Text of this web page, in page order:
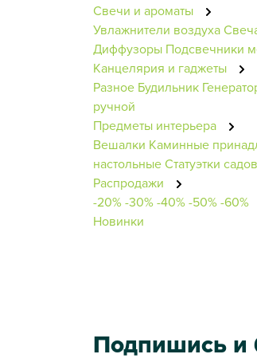
Свечи и ароматы
Увлажнители воздуха
Диффузоры Подсвечники
Канцелярия и гаджеты
Разное Будильник
ручной
Предметы интерьера
Вешалки Каминные
настольныеСтатуэтки
Распродажи
-20%-30%-40%-50%-60%
Новинки
Подпишись и